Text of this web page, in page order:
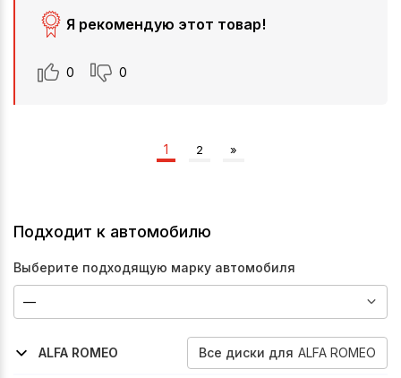
Я рекомендую этот товар!
0 0
1 2 »
Подходит к автомобилю
Выберите подходящую марку автомобиля
ALFA ROMEO Все диски для ALFA ROMEO